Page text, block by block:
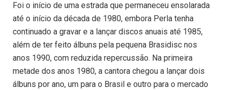
Foi o início de uma estrada que permaneceu ensolarada
até o início da década de 1980, embora Perla tenha
continuado a gravar e a lançar discos anuais até 1985,
além de ter feito álbuns pela pequena Brasidisc nos
anos 1990, com reduzida repercussão. Na primeira
metade dos anos 1980, a cantora chegou a lançar dois
álbuns por ano, um para o Brasil e outro para o mercado